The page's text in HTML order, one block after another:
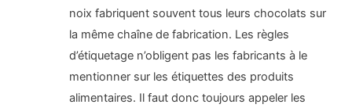
noix fabriquent souvent tous leurs chocolats sur
la même chaîne de fabrication. Les règles
d’étiquetage n’obligent pas les fabricants à le
mentionner sur les étiquettes des produits
alimentaires. Il faut donc toujours appeler les